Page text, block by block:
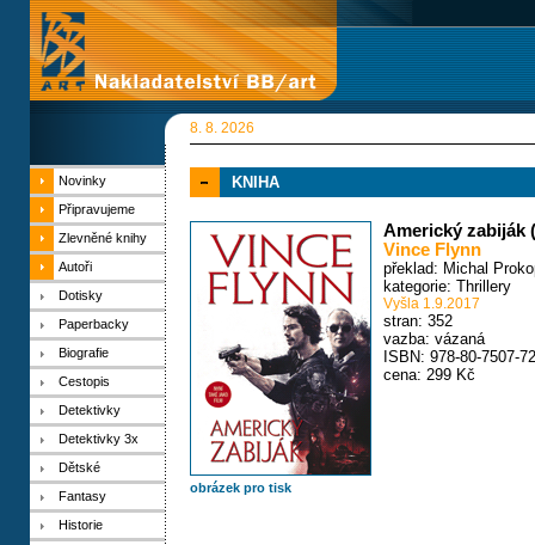
8. 8. 2026
Novinky
Připravujeme
Zlevněné knihy
Autoři
Dotisky
Paperbacky
Biografie
Cestopis
Detektivky
Detektivky 3x
Dětské
Fantasy
Historie
KNIHA
obrázek pro tisk
Americký zabiják
Vince Flynn
překlad: Michal
kategorie: Thrillery
Vyšla 1.9.2017
stran: 352
vazba: vázaná
ISBN: 978-80-7507-
cena: 299 Kč